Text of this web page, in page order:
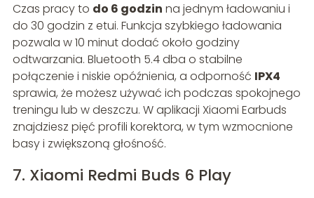
Czas pracy to do 6 godzin na jednym ładowaniu i
do 30 godzin z etui. Funkcja szybkiego ładowania
pozwala w 10 minut dodać około godziny
odtwarzania. Bluetooth 5.4 dba o stabilne
połączenie i niskie opóźnienia, a odporność IPX4
sprawia, że możesz używać ich podczas spokojnego
treningu lub w deszczu. W aplikacji Xiaomi Earbuds
znajdziesz pięć profili korektora, w tym wzmocnione
basy i zwiększoną głośność.
7. Xiaomi Redmi Buds 6 Play